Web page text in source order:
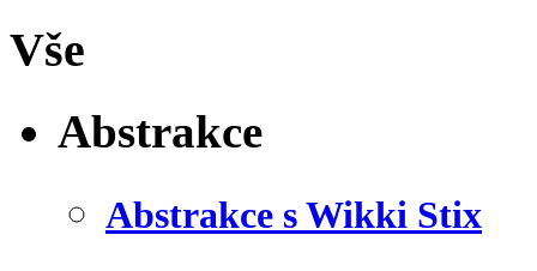
Vše
Abstrakce
Abstrakce s Wikki Stix